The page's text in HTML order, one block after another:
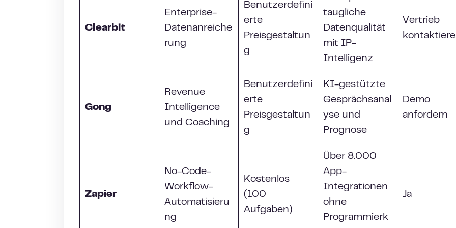
Clearbit
Enterprise-
Datenanreiche
rung
Benutzerdefini
erte
Preisgestaltun
g
taugliche
Datenqualität
mit IP-
Intelligenz
Vertrieb
Gong
Revenue
Intelligence
und Coaching
Benutzerdefini
erte
Preisgestaltun
g
KI-gestützte
Gesprächsanal
yse und
Prognose
Demo
anfordern
Zapier
No-Code-
Workflow-
Automatisieru
ng
Kostenlos
(100
Aufgaben)
Über 8.000
App-
Integrationen
ohne
Programmierk
Ja